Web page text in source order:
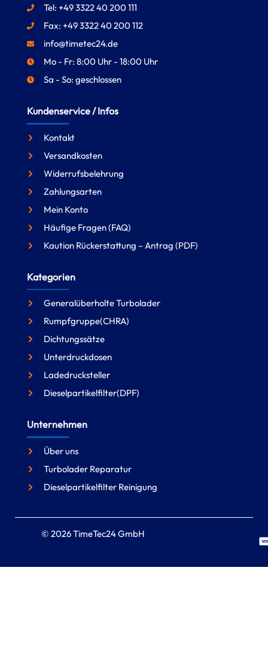
Tel: +49 3322 40 200 111
Fax: +49 3322 40 200 112
info@timetec24.de
Mo - Fr: 8:00 Uhr - 18:00 Uhr
Sa - So: geschlossen
Kundenservice / Infos
Kontakt
Versandkosten
Widerrufsbelehrung
Zahlungsarten
Mein Konto
Häufige Fragen (FAQ)
Kaution Rückerstattung – Antrag (PDF)
Kategorien
Generalüberholte Turbolader
Rumpfgruppe(CHRA)
Dichtungssätze
Unterdruckdosen
Ladedrucksteller
Dieselpartikelfilter(DPF)
Unternehmen
Über uns
Turbolader Reparatur
Dieselpartikelfilter Reinigung
© 2026 TimeTec24 GmbH